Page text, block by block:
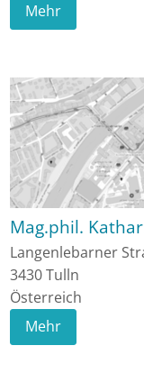
Mehr
Mag.phil.
Langenlebarner
3430Tulln
Österreich
Mehr